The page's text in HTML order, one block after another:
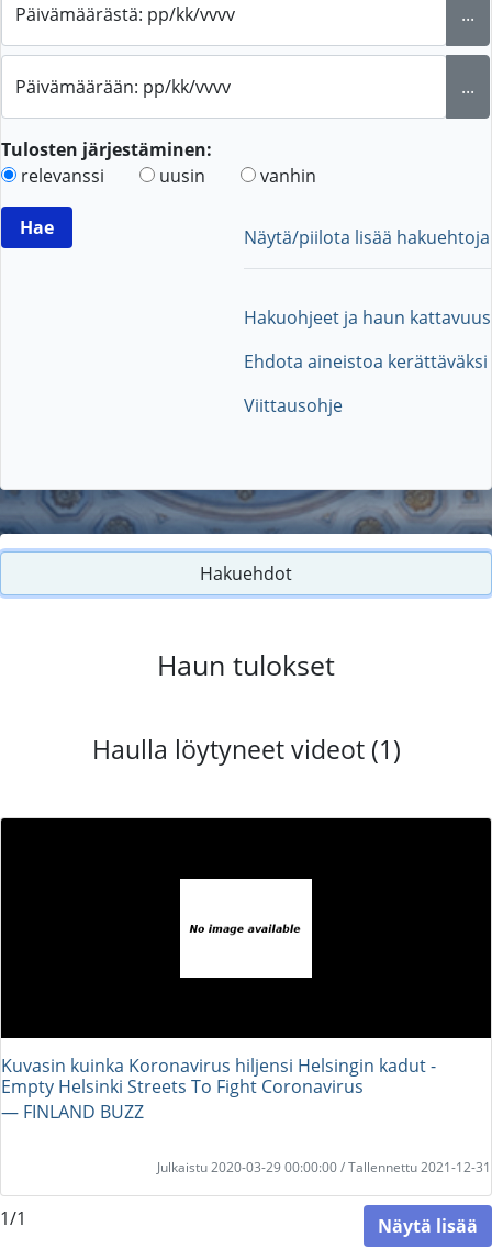
Päivämäärästä: pp/kk/vvvv ...
Päivämäärään: pp/kk/vvvv ...
Tulosten järjestäminen:
relevanssi
uusin vanhin
Näytä/piilota lisää hakuehtoja
Hakuohjeet ja haun kattavuus
Ehdota aineistoa kerättäväksi
Viittausohje
Hakuehdot
Haun tulokset
Haulla löytyneet videot (1)
Kuvasin kuinka Koronavirus hiljensi Helsingin kadut -
Empty Helsinki Streets To Fight Coronavirus
― FINLAND BUZZ
Julkaistu 2020-03-29 00:00:00 / Tallennettu 2021-12-31
1/1 Näytä lisää